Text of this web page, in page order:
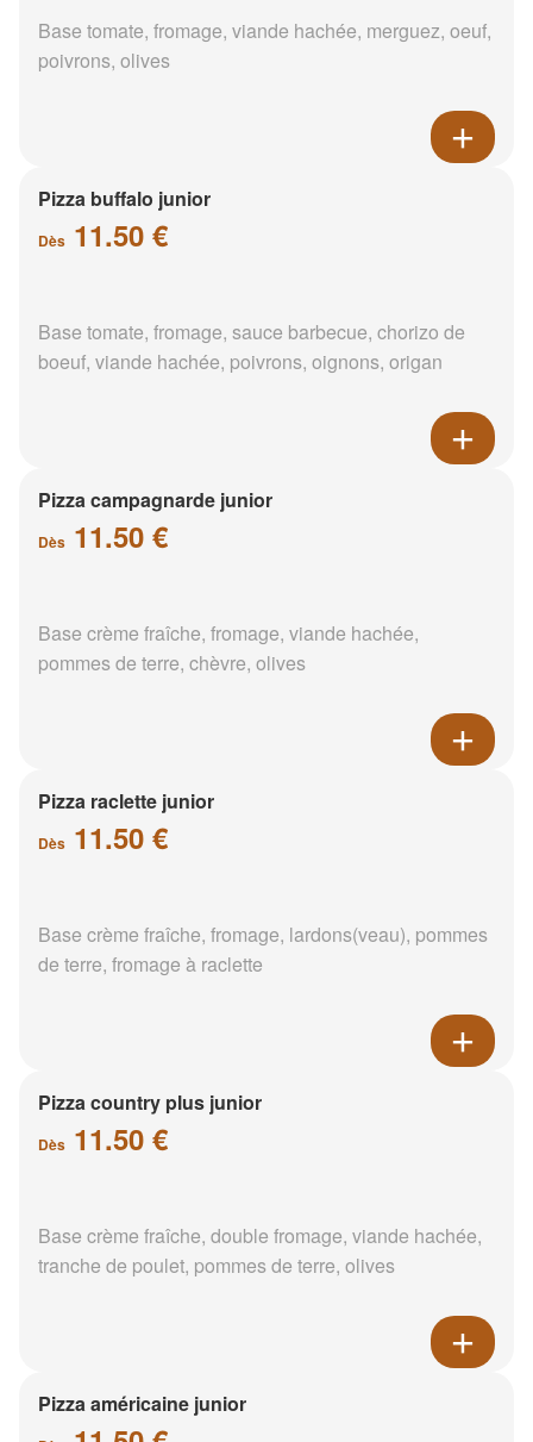
Base tomate, fromage, viande hachée, merguez, oeuf,
poivrons, olives
Pizza buffalo junior
Dès 11.50 €
Base tomate, fromage, sauce barbecue, chorizo de
boeuf, viande hachée, poivrons, oignons, origan
Pizza campagnarde junior
Dès 11.50 €
Base crème fraîche, fromage, viande hachée,
pommes de terre, chèvre, olives
Pizza raclette junior
Dès 11.50 €
Base crème fraîche, fromage, lardons(veau), pommes
de terre, fromage à raclette
Pizza country plus junior
Dès 11.50 €
Base crème fraîche, double fromage, viande hachée,
tranche de poulet, pommes de terre, olives
Pizza américaine junior